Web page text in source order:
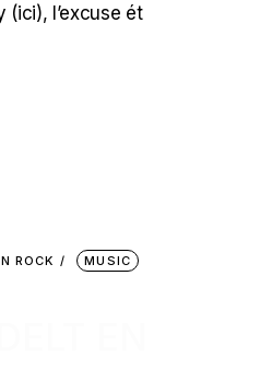
(ici), l’excuse ét
ROCK
MUSIC